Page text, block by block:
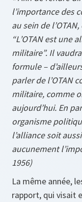
l’importance des
au sein de
“L’OTAN est une
militaire”. Il
formule –
parler de l’OTAN
militaire, comme
aujourd’hui. En
organisme
l’alliance soit
aucunement
1956)
La même année,
rapport, qui visait